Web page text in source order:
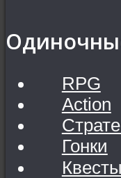
RPG
Action
Гонки
Квесты